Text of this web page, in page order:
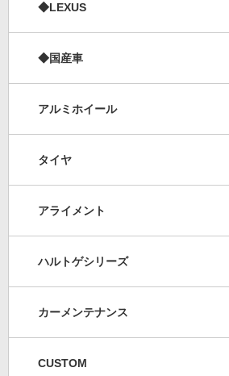
◆LEXUS
◆国産車
アルミホイール
タイヤ
アライメント
ハルトゲシリーズ
カーメンテナンス
CUSTOM